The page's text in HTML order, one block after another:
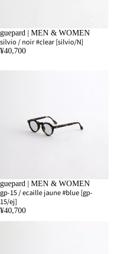
SOLD OUT
guepard | MEN & WOMEN
silvio / noir #clear [silvio/N]
¥40,700
guepard | MEN & WOMEN
gp-15 / ecaille jaune #blue [gp-
15/ej]
¥40,700